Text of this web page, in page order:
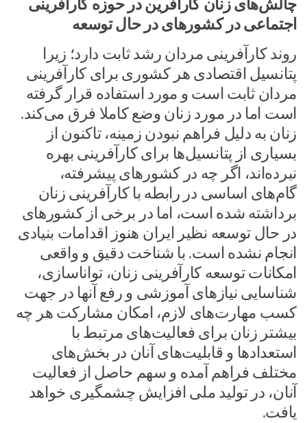
چالش‌های زنان کارآفرین در حوزه کارآفرینی
اجتماعی در کشورهای در حال توسعه
روند کارآفرینی مردان رشد ثابت دارد؛ زیرا
پتانسیل اقتصادی هر کشوری برای کارآفرینی
مردان ثابت است و مورد استفاده قرار گرفته
است اما در مورد زنان وضع کاملا فرق می‌کند.
زنان به دلیل فراهم نبودن زمینه، تاکنون از
بسیاری از پتانسیل‌ها برای کارآفرینی بهره
نبرده‌اند، اگر چه در کشورهای پیشرفته،
گام‌های اساسی در رابطه با کارآفرینی زنان
برداشته شده است، اما در برخی از کشورهای
در حال توسعه نظیر ایران هنوز اقدامات بنیادی
انجام نشده است. با شناخت دقیق و واقعی
امکانات توسعه کارآفرینی زنان، تواناسازی،
شناسایی نیازهای آموزشی و رفع آنها در جهت
کسب مهارت‌های لازم، امکان مشارکت هر چه
بیشتر زنان برای فعالیت‌های مرتبط با
استعدادها و قابلیت‌های آنان در بخش‌های
مختلف فراهم آمده و سهم حاصل از فعالیت
آنان، در تولید ملی افزایش چشمگیری خواهد
یافت.